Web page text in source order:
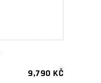
9,790 KČ